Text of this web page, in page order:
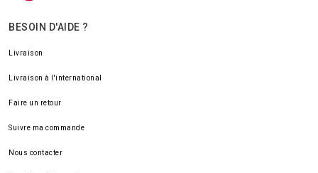
BESOIN D'AIDE ?
Livraison
Livraison à l'international
Faire un retour
Suivre ma commande
Nous contacter